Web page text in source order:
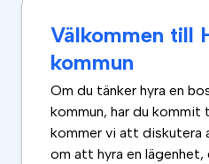
Välkommen till
kommun
Om du tänker hyra en
kommun, har du kommit
kommer vi att diskutera
om att hyra en